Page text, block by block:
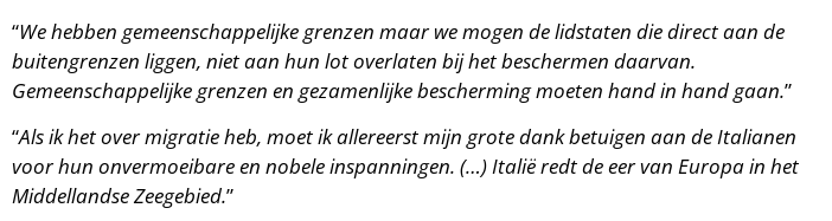
“We hebben gemeenschappelijke grenzen maar we mogen de lidstaten die direct aan de
buitengrenzen liggen, niet aan hun lot overlaten bij het beschermen daarvan.
Gemeenschappelijke grenzen en gezamenlijke bescherming moeten hand in hand gaan.”
“Als ik het over migratie heb, moet ik allereerst mijn grote dank betuigen aan de Italianen
voor hun onvermoeibare en nobele inspanningen. (…) Italië redt de eer van Europa in het
Middellandse Zeegebied.”